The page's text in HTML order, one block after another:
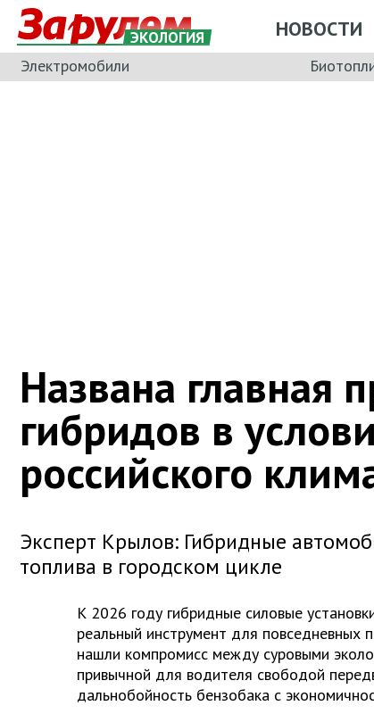
ЭКОЛОГИЯ НОВОСТИ
Электромобили
Названа главная
гибридов в
российского
Эксперт Крылов: Гибридные
топлива в городском цикле
К 2026 году гибридные силовые
реальный инструмент для повседневных
нашли компромисс между суровыми
привычной для водителя свободой
дальнобойность бензобака с